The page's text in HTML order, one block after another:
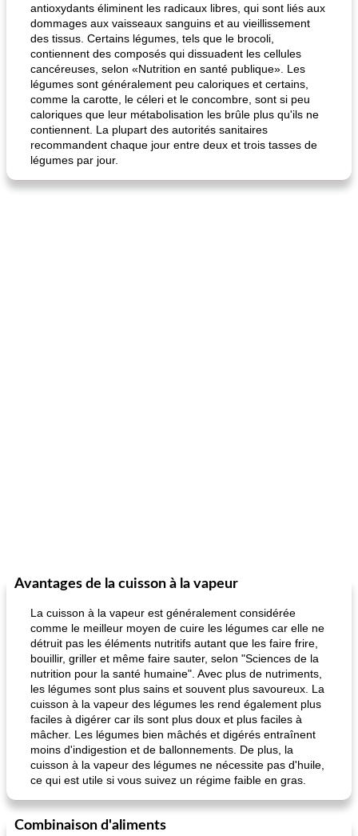
fiesta tostadas le méga's jopp joes
antioxydants éliminent les radicaux libres, qui sont liés aux
dommages aux vaisseaux sanguins et au vieillissement
des tissus. Certains légumes, tels que le brocoli,
contiennent des composés qui dissuadent les cellules
cancéreuses, selon «Nutrition en santé publique». Les
légumes sont généralement peu caloriques et certains,
comme la carotte, le céleri et le concombre, sont si peu
caloriques que leur métabolisation les brûle plus qu'ils ne
contiennent. La plupart des autorités sanitaires
recommandent chaque jour entre deux et trois tasses de
légumes par jour.
Avantages de la cuisson à la vapeur
La cuisson à la vapeur est généralement considérée
comme le meilleur moyen de cuire les légumes car elle ne
détruit pas les éléments nutritifs autant que les faire frire,
bouillir, griller et même faire sauter, selon "Sciences de la
nutrition pour la santé humaine". Avec plus de nutriments,
les légumes sont plus sains et souvent plus savoureux. La
cuisson à la vapeur des légumes les rend également plus
faciles à digérer car ils sont plus doux et plus faciles à
mâcher. Les légumes bien mâchés et digérés entraînent
moins d'indigestion et de ballonnements. De plus, la
cuisson à la vapeur des légumes ne nécessite pas d'huile,
ce qui est utile si vous suivez un régime faible en gras.
Combinaison d'aliments